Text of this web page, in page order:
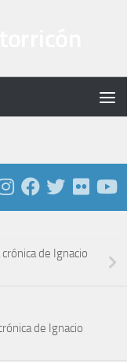
de Ignacio
de Ignacio